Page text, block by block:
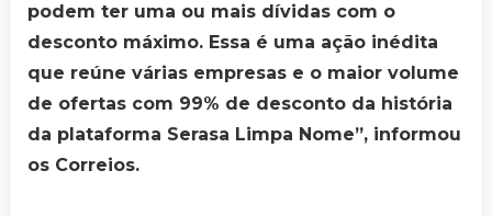
podem ter uma ou mais dívidas com o
desconto máximo. Essa é uma ação inédita
que reúne várias empresas e o maior volume
de ofertas com 99% de desconto da história
da plataforma Serasa Limpa Nome”, informou
os Correios.